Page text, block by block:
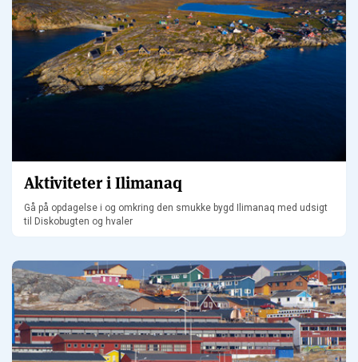
Aktiviteter i Ilimanaq
Gå på opdagelse i og omkring den smukke bygd Ilimanaq med udsigt
til Diskobugten og hvaler